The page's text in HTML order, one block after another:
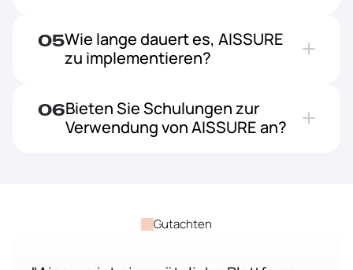
05Wie lange dauert es, AISSURE
zu implementieren?
06Bieten Sie Schulungen zur
Verwendung von AISSURE an?
Gutachten